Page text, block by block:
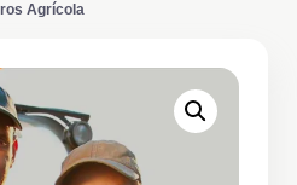
Agrícola